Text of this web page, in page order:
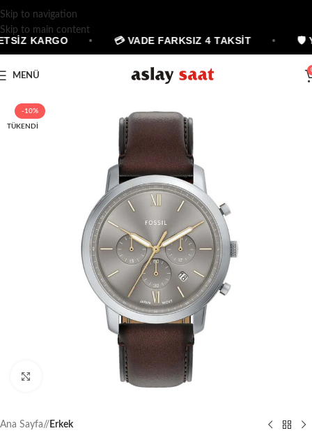
Skip to navigation
Skip to main content
KARGO 💳 VADE FARKSIZ 4 TAKSİT 🛡
MENÜ
-10%
TÜKENDI
Büyütmek için tıklayın
Ana Sayfa/ Erkek